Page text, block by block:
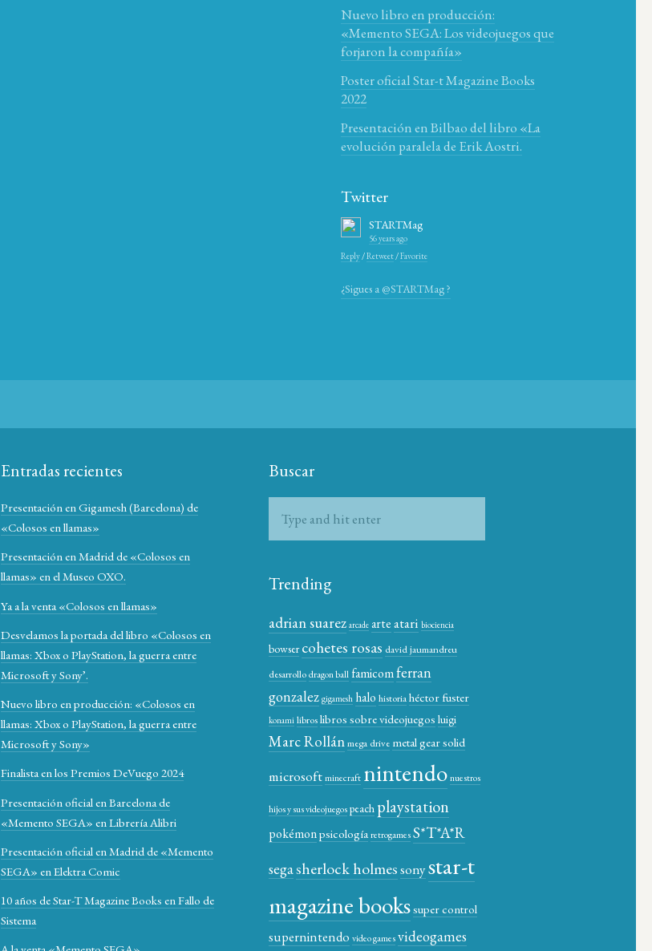
Nuevo libro en producción:
«Memento SEGA: Los videojuegos que
forjaron la compañía»
Poster oficial Star-t Magazine Books
2022
Presentación en Bilbao del libro «La
evolución paralela de Erik Aostri.
Twitter
STARTMag
56 years ago
Reply/Retweet/Favorite
¿Sigues a @STARTMag ?
Entradas recientes
Presentación en Gigamesh (Barcelona) de
«Colosos en llamas»
Presentación en Madrid de «Colosos en
llamas» en el Museo OXO.
Ya a la venta «Colosos en llamas»
Desvelamos la portada del libro «Colosos en
llamas: Xbox o PlayStation, la guerra entre
Microsoft y Sony’.
Nuevo libro en producción: «Colosos en
llamas: Xbox o PlayStation, la guerra entre
Microsoft y Sony»
Finalista en los Premios DeVuego 2024
Presentación oficial en Barcelona de
«Memento SEGA» en Librería Alibri
Presentación oficial en Madrid de «Memento
SEGA» en Elektra Comic
10 años de Star-T Magazine Books en Fallo de
Sistema
Buscar
Trending
adrian suarez arcade arte atari biociencia
bowser cohetes rosas david jaumandreu
desarrollo dragon ball famicomferran
gonzalez gigamesh halo historiahéctor fuster
konami libroslibros sobre videojuegos luigi
Marc Rollánmega drive metal gear solid
microsoft minecraft nintendo nuestros
hijos y sus videojuegos peach playstation
pokémonpsicología retrogames S*T*A*R
segasherlock holmessonystar-t
magazine bookssuper control
supernintendo video games videogames